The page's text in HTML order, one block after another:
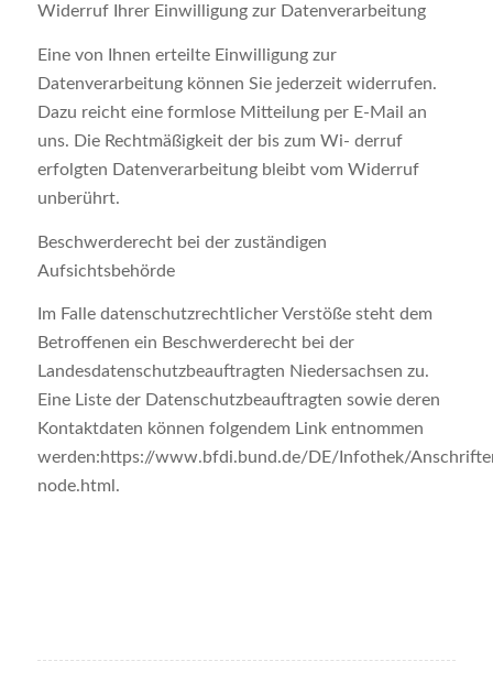
Widerruf Ihrer Einwilligung zur Datenverarbeitung
Eine von Ihnen erteilte Einwilligung zur
Datenverarbeitung können Sie jederzeit widerrufen.
Dazu reicht eine formlose Mitteilung per E-Mail an
uns. Die Rechtmäßigkeit der bis zum Wi- derruf
erfolgten Datenverarbeitung bleibt vom Widerruf
unberührt.
Beschwerderecht bei der zuständigen
Aufsichtsbehörde
Im Falle datenschutzrechtlicher Verstöße steht dem
Betroffenen ein Beschwerderecht bei der
Landesdatenschutzbeauftragten Niedersachsen zu.
Eine Liste der Datenschutzbeauftragten sowie deren
Kontaktdaten können folgendem Link entnommen
werden:https://www.bfdi.bund.de/DE/Infothek/
node.html.